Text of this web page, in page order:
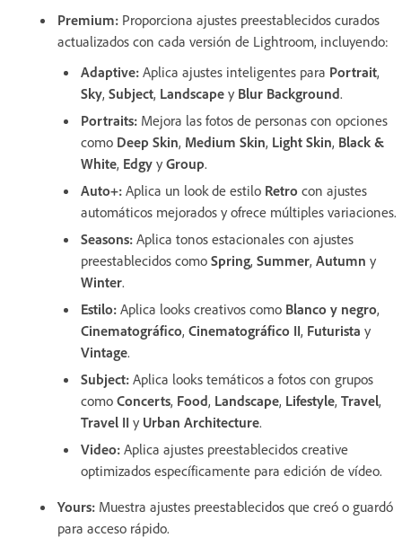
Premium: Proporciona ajustes preestablecidos curados
actualizados con cada versión de Lightroom, incluyendo:
Adaptive: Aplica ajustes inteligentes para Portrait,
Sky, Subject, Landscape y Blur Background.
Portraits: Mejora las fotos de personas con opciones
como Deep Skin, Medium Skin, Light Skin, Black &
White, Edgy y Group.
Auto+: Aplica un look de estilo Retro con ajustes
automáticos mejorados y ofrece múltiples variaciones.
Seasons: Aplica tonos estacionales con ajustes
preestablecidos como Spring, Summer, Autumn y
Winter.
Estilo: Aplica looks creativos como Blanco y negro,
Cinematográfico, Cinematográfico II, Futurista y
Vintage.
Subject: Aplica looks temáticos a fotos con grupos
como Concerts, Food, Landscape, Lifestyle, Travel,
Travel II y Urban Architecture.
Video: Aplica ajustes preestablecidos creative
optimizados específicamente para edición de vídeo.
Yours: Muestra ajustes preestablecidos que creó o guardó
para acceso rápido.